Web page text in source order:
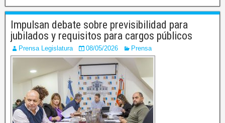
Impulsan debate sobre previsibilidad para
jubilados y requisitos para cargos públicos
Prensa Legislatura 08/05/2026 Prensa